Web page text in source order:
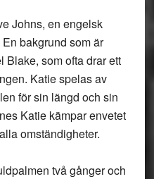
Johns, en engelsk
bakgrund som är
Blake, som ofta drar ett
Katie spelas av
för sin längd och sin
Katie kämpar envetet
omständigheter.
två gånger och